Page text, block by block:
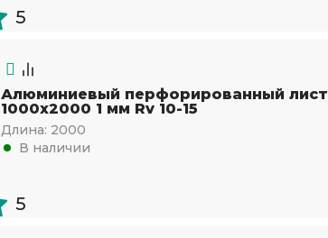
5
Алюминиевый перфорированный лист
1000х2000 1 мм Rv 10-15
Длина: 2000
В наличии
5